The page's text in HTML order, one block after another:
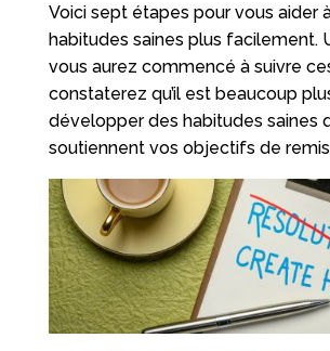
Voici sept étapes pour vous aider
habitudes saines plus facilement.
vous aurez commencé à suivre
constaterez qu’il est beaucoup
développer des habitudes saines
soutiennent vos objectifs de